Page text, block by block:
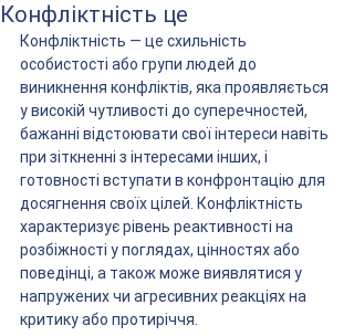
Конфліктність це
Конфліктність — це схильність
особистості або групи людей до
виникнення конфліктів, яка проявляється
у високій чутливості до суперечностей,
бажанні відстоювати свої інтереси навіть
при зіткненні з інтересами інших, і
готовності вступати в конфронтацію для
досягнення своїх цілей. Конфліктність
характеризує рівень реактивності на
розбіжності у поглядах, цінностях або
поведінці, а також може виявлятися у
напружених чи агресивних реакціях на
критику або протиріччя.